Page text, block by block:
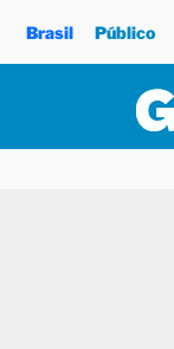
Brasil Público